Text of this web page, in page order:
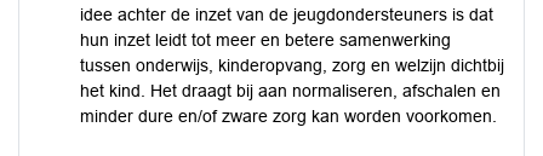
idee achter de inzet van de jeugdondersteuners is dat
hun inzet leidt tot meer en betere samenwerking
tussen onderwijs, kinderopvang, zorg en welzijn dichtbij
het kind. Het draagt bij aan normaliseren, afschalen en
minder dure en/of zware zorg kan worden voorkomen.